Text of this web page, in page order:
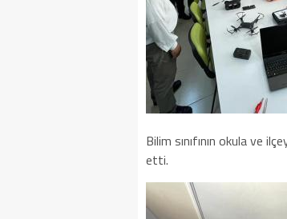
Bilim sınıfının okula ve
etti.